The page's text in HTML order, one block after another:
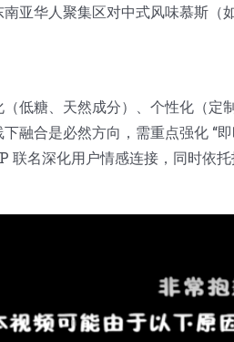
亚华人聚集区对中式风味慕斯
低糖、天然成分）、个性化（定
融合是必然方向，需重点强化 “
联名深化用户情感连接，同时依